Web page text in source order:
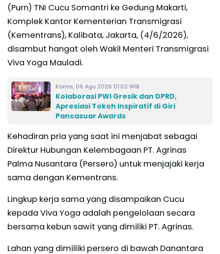
(Purn) TNI Cucu Somantri ke Gedung Makarti,
Komplek Kantor Kementerian Transmigrasi
(Kementrans), Kalibata, Jakarta, (4/6/2026),
disambut hangat oleh Wakil Menteri Transmigrasi
Viva Yoga Mauladi.
Kamis, 06 Agu 2026 01:02 WIB
Kolaborasi PWI Gresik dan DPRD,
Apresiasi Tokoh Inspiratif di Giri
Pancasuar Awards
Kehadiran pria yang saat ini menjabat sebagai
Direktur Hubungan Kelembagaan PT. Agrinas
Palma Nusantara (Persero) untuk menjajaki kerja
sama dengan Kementrans.
Lingkup kerja sama yang disampaikan Cucu
kepada Viva Yoga adalah pengelolaan secara
bersama kebun sawit yang dimiliki PT. Agrinas.
Lahan yang dimiiliki persero di bawah Danantara